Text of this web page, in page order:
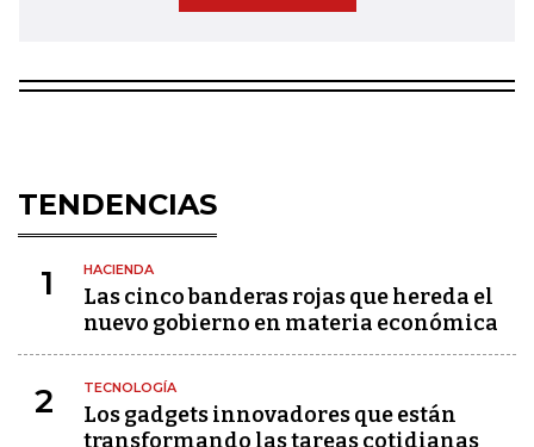
TENDENCIAS
1 HACIENDA
Las cinco banderas rojas que hereda el
nuevo gobierno en materia económica
2 TECNOLOGÍA
Los gadgets innovadores que están
transformando las tareas cotidianas